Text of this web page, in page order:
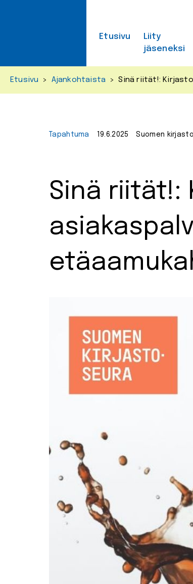
Etusivu
Liity
jäseneksi
Etusivu > Ajankohtaista > Sinä riität!:
Tapahtuma 19.6.2025 Suomen
Sinä riität!: